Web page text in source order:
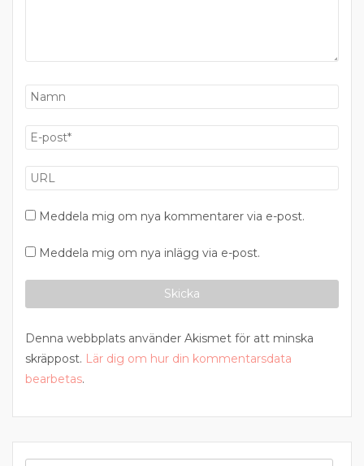
Meddela mig om nya kommentarer via e-post.
Meddela mig om nya inlägg via e-post.
Denna webbplats använder Akismet för att minska
skräppost. Lär dig om hur din kommentarsdata
bearbetas.